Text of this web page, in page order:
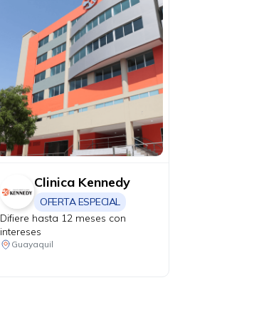
Clinica Kennedy
OFERTA ESPECIAL
Difiere hasta 12 meses con
intereses
Guayaquil